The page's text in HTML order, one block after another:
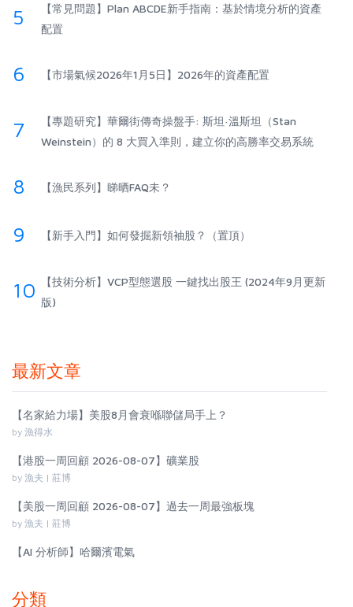
5
【常見問題】Plan ABCDE新手指南：基於情境分析的資產
配置
6 【市場氣候2026年1月5日】2026年的資產配置
7
【專題研究】華爾街傳奇操盤手: 斯坦·溫斯坦（Stan
Weinstein）的 8 大買入準則，建立你的高勝率交易系統
8 【漁民系列】睇晒FAQ未？
9 【新手入門】如何發掘新領袖股？（置頂）
10
【技術分析】VCP型態選股 一鍵找出股王 (2024年9月更新
版)
最新文章
【名家給力場】美股8月會衰喺聯儲局手上？
by 漁得水
【港股一周回顧 2026-08-07】礦業股
by 漁夫 | 莊博
【美股一周回顧 2026-08-07】過去一周最強板塊
by 漁夫 | 莊博
【AI 分析師】哈爾濱電氣
分類